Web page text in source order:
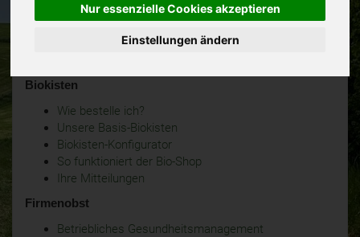
Nur essenzielle Cookies akzeptieren
Einstellungen ändern
Biokisten
Wie bestelle ich?
Unsere Basis-Biokisten
Biokisten-Konfigurator
So funktioniert der Bio-Shop
Ihre Mitteilungen
Firmenobst
Betriebliches Gesundheitsmanagement